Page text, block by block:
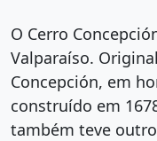
O Cerro
Valparaíso.
Concepción, em
construído em
também teve